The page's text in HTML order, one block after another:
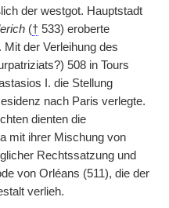
der westgot. Hauptstadt
(† 533) eroberte
der Verleihung des
508 in Tours
I. die Stellung
nach Paris verlegte.
dienten die
mit ihrer Mischung von
Rechtssatzung und
von Orléans (511), die der
verlieh.